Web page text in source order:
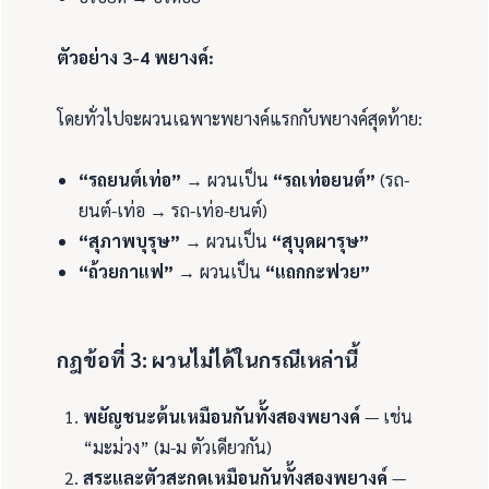
ตัวอย่าง 3-4 พยางค์:
โดยทั่วไปจะผวนเฉพาะพยางค์แรกกับพยางค์สุดท้าย:
“รถยนต์เท่อ” → ผวนเป็น “รถเท่อยนต์” (รถ-
ยนต์-เท่อ → รถ-เท่อ-ยนต์)
“สุภาพบุรุษ” → ผวนเป็น “สุบุดผารุษ”
“ถ้วยกาแฟ” → ผวนเป็น “แถกกะฟวย”
กฎข้อที่ 3: ผวนไม่ได้ในกรณีเหล่านี้
พยัญชนะต้นเหมือนกันทั้งสองพยางค์ — เช่น
“มะม่วง” (ม-ม ตัวเดียวกัน)
สระและตัวสะกดเหมือนกันทั้งสองพยางค์ —